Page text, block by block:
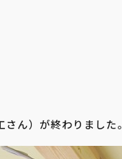
ん）が終わりました。